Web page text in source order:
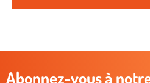
Abonnez-vous à